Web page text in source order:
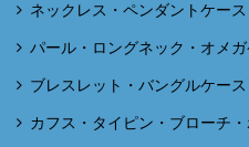
ネックレス・ペンダントケース
パール・ロングネック・オメガ
ブレスレット・バングルケース
カフス・タイピン・ブローチ